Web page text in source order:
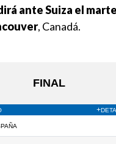
ante Suiza el
, Canadá.